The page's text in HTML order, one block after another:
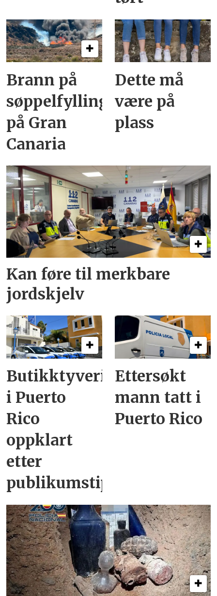
Brann på
søppelfylling
på Gran
Canaria
Dette må
være på
plass
Kan føre til merkbare
jordskjelv
Butikktyveri
i Puerto
Rico
oppklart
etter
publikumstips
Ettersøkt
mann tatt i
Puerto Rico